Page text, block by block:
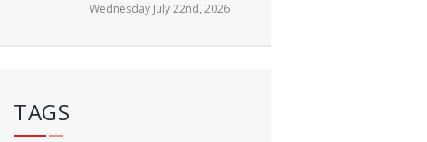
Wednesday July 22nd, 2026
TAGS